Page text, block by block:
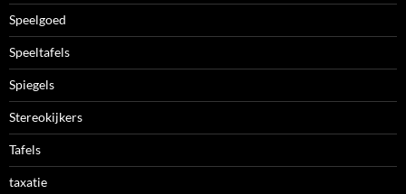
Speelgoed
Speeltafels
Spiegels
Stereokijkers
Tafels
taxatie